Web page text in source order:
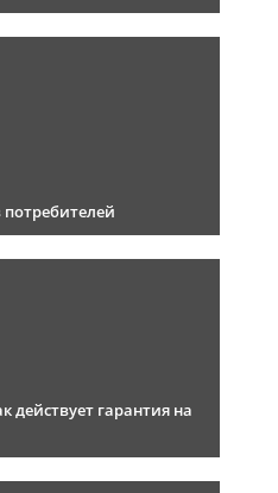
действует гарантия на